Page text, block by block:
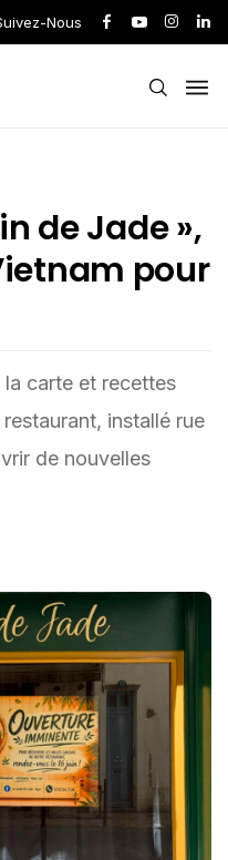
Nous
de Jade »,
pour
la carte et recettes
installé rue
de nouvelles